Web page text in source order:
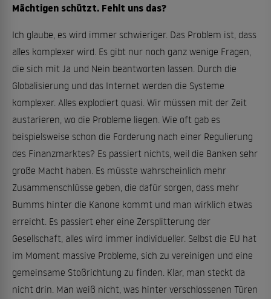
Mächtigen schützt. Fehlt uns das?
Ich glaube, es wird immer schwieriger. Das Problem ist, dass
alles komplexer wird. Es gibt nur noch ganz wenige Fragen,
die sich mit Ja und Nein beantworten lassen. Durch die
Globalisierung und das Internet werden die Systeme
komplexer. Alles explodiert quasi. Wir müssen mit der Zeit
austarieren, wo die Probleme liegen. Wie oft gab es
beispielsweise schon die Forderung nach einer Regulierung
des Finanzmarktes? Es passiert nichts, weil die Banken sehr
große Macht haben. Es müsste wahrscheinlich mehr
Zusammenschlüsse geben, die dafür sorgen, dass mehr
Bumms hinter die Kanone kommt und man wirklich etwas
erreicht. Es passiert eher eine Zersplitterung der
Gesellschaft, alles wird immer individueller. Selbst die EU hat
im Moment massive Probleme, sich zu vereinigen und eine
gemeinsame Stoßrichtung zu finden. Klar, man steckt da
nicht drin. Man weiß nicht, was hinter verschlossenen Türen